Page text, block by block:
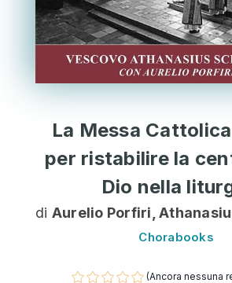
La Messa
per ristabilire la
Dio nella
di Aurelio Porfiri,
Chorabooks
(Ancora nessuna